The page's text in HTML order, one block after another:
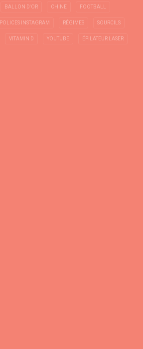
BALLON D'OR CHINE FOOTBALL
POLICES INSTAGRAM RÉGIMES SOURCILS
VITAMIN D YOUTUBE ÉPILATEUR LASER